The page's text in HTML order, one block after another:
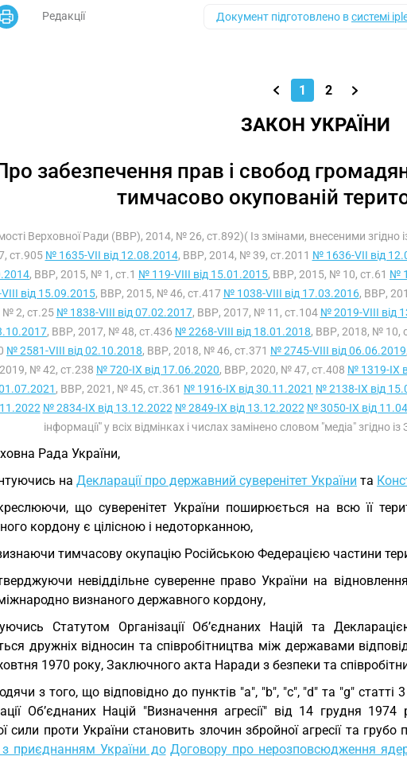
Редакції Документ підготовлено всистемі
1 2
ЗАКОН УКРАЇНИ
забезпечення прав і свобод
тимчасово окупованій
Верховної Ради (ВВР), 2014, № 26, ст.892)( Із змінами, внесеними згідно
ст.905 № 1635-VII від 12.08.2014, ВВР, 2014, № 39, ст.2011 № 1636-VII від
, ВВР, 2015, № 1, ст.1 № 119-VIII від 15.01.2015, ВВР, 2015, № 10, ст.61 №
від 15.09.2015, ВВР, 2015, № 46, ст.417 № 1038-VIII від 17.03.2016, ВВР,
№ 2, ст.25 № 1838-VIII від 07.02.2017, ВВР, 2017, № 11, ст.104 № 2019-VIII від
, ВВР, 2017, № 48, ст.436 № 2268-VIII від 18.01.2018, ВВР, 2018, № 10,
№ 2581-VIII від 02.10.2018, ВВР, 2018, № 46, ст.371 № 2745-VIII від 06.06.2019
№ 42, ст.238 № 720-IX від 17.06.2020, ВВР, 2020, № 47, ст.408 № 1319-IX
, ВВР, 2021, № 45, ст.361 № 1916-IX від 30.11.2021 № 2138-IX від
№ 2834-IX від 13.12.2022 № 2849-IX від 13.12.2022 № 3050-IX від
інформації" у всіх відмінках і числах замінено словом "медіа" згідно
Рада України,
на Декларації про державний суверенітет України та
що суверенітет України поширюється на всю її
кордону є цілісною і недоторканною,
тимчасову окупацію Російською Федерацією частини
невіддільне суверенне право України на відновлення
визнаного державного кордону,
Статутом Організації Об’єднаних Націй та
дружніх відносин та співробітництва між державами
1970 року, Заключного акта Наради з безпеки та
з того, що відповідно до пунктів "а", "b", "c", "d" та "g" статті
Об’єднаних Націй "Визначення агресії" від 14 грудня
сили проти України становить злочин збройної агресії та грубо
з приєднанням України до Договору про нерозповсюдження